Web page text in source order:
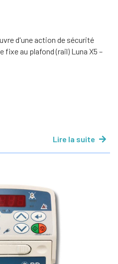
d'une action de sécurité
au plafond (rail) Luna X5 –
Lire la suite